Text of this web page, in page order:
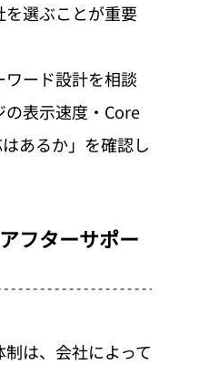
選ぶことが重要
ード設計を相談
表示速度・Core
あるか」を確認し
フターサポー
は、会社によって